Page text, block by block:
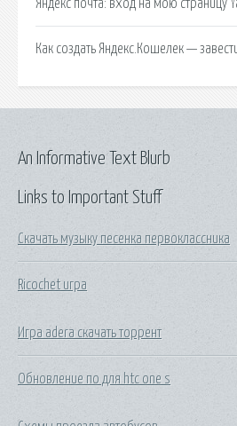
Яндекс почта: вход на мою страницу
Как создать Яндекс.Кошелек —
Links to Important Stuff
Скачать музыку песенка первоклассника
Ricochet игра
Игра adera скачать торрент
Обновление по для htc one s
An Informative Text Blurb